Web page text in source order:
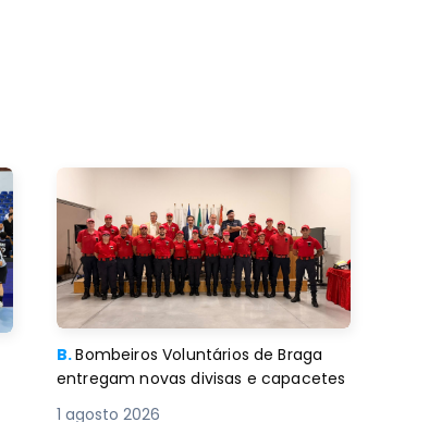
B.Bombeiros Voluntários de Braga
entregam novas divisas e capacetes
1 agosto 2026